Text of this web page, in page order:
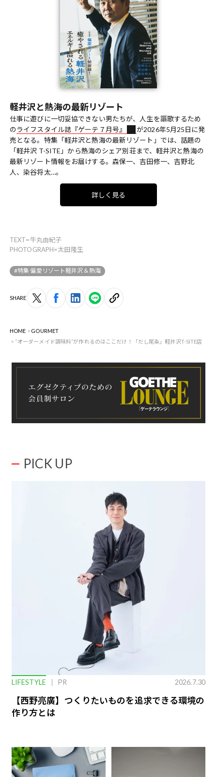
軽井沢と熱海の最新リゾート
仕事に遊びに一切妥協できない男たちが、人生を謳歌するため
のライフスタイル誌『ゲーテ７月号』
が2026年5月25日に発
売となる。特集「軽井沢と熱海の最新リゾート」では、話題の
「軽井沢 T-SITE」から熱海のシェア別荘まで、軽井沢と熱海の
最新リゾート情報をお届けする。森保一、吉田修一、吉野北
人、染谷将太…。
詳しく見る
TEXT=牛丸由紀子
PHOTOGRAPH=太田隆生
#特集 偏愛リゾート軽井沢＆熱海
SHARE
HOME
GOURMET
“オーダーメイド調味料”が作れるのはここだけ！「だし尾粂」軽井沢T-SITE店
PICK UP
LIFESTYLE PR 2026.7.30
【西野亮廣】つくりたいものを追求できる環境の
作り方とは